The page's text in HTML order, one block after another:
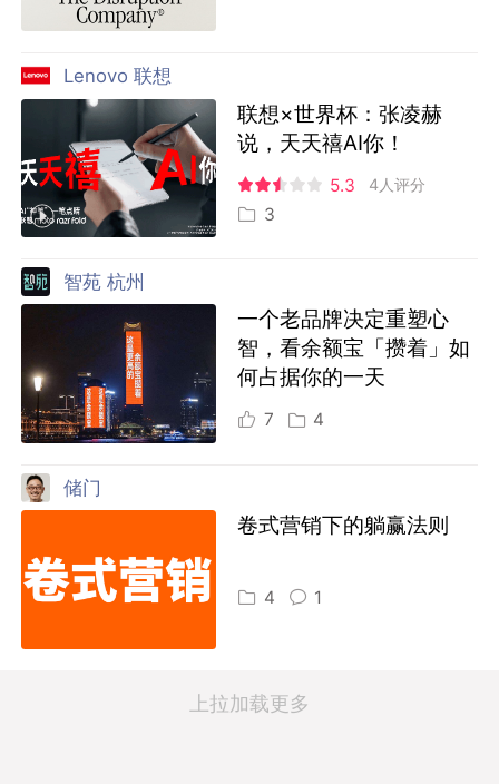
Lenovo 联想
联想×世界杯：张凌赫
说，天天禧AI你！
5.3 4人评分
3
智苑 杭州
一个老品牌决定重塑心
智，看余额宝「攒着」如
何占据你的一天
7 4
储门
卷式营销下的躺赢法则
4 1
上拉加载更多